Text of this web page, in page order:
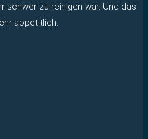
schwer zu reinigen war. Und das
appetitlich.